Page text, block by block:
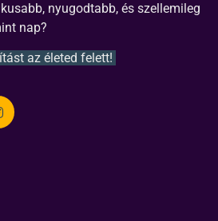
nyugodtabb, és szellemileg
nap?
az életed felett!